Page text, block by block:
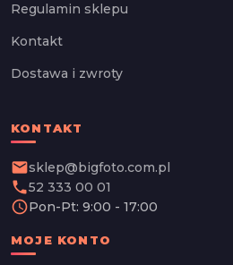
Regulamin sklepu
Kontakt
Dostawa i zwroty
KONTAKT
emailsklep@bigfoto.com.pl
phone52 333 00 01
schedulePon-Pt: 9:00 - 17:00
MOJE KONTO